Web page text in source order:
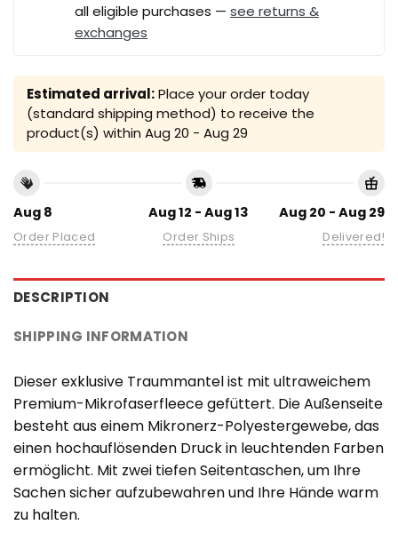
all eligible purchases — see returns &
exchanges
Estimated arrival:Place your order today
(standard shipping method) to receive the
product(s) within Aug 20 - Aug 29
Aug 8
Order Placed
Aug 12 - Aug 13
Order Ships
Aug 20 - Aug 29
Delivered!
DESCRIPTION
SHIPPING INFORMATION
Dieser exklusive Traummantel ist mit ultraweichem
Premium-Mikrofaserfleece gefüttert. Die Außenseite
besteht aus einem Mikronerz-Polyestergewebe, das
einen hochauflösenden Druck in leuchtenden Farben
ermöglicht. Mit zwei tiefen Seitentaschen, um Ihre
Sachen sicher aufzubewahren und Ihre Hände warm
zu halten.